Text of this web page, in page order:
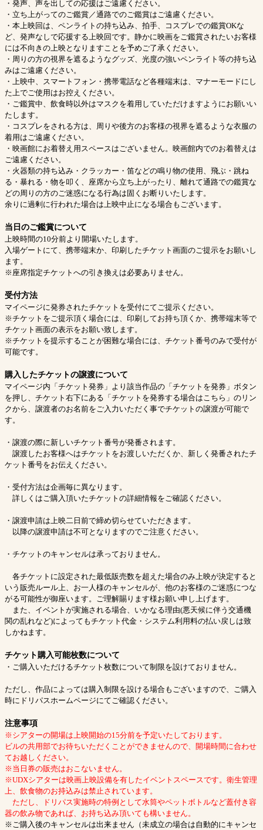
・発声、声を出しての応援はご遠慮ください。
・立ち上がってのご鑑賞／通路でのご鑑賞はご遠慮ください。
・本上映回は、ペンライトの持ち込み、拍手、コスプレでの鑑賞OKな
ど、発声なしで応援する上映回です。静かに映画をご鑑賞されたいお客様
には不向きの上映となりますことを予めご了承ください。
・周りの方の視界を遮るようなグッズ、光度の強いペンライト等の持ち込
みはご遠慮ください。
・上映中、スマートフォン・携帯電話など各種端末は、マナーモードにし
た上でご使用はお控えください。
・ご鑑賞中、飲食時以外はマスクを着用していただけますようにお願いい
たします。
・コスプレをされる方は、周りや後方のお客様の視界を遮るような衣服の
着用はご遠慮ください。
・映画館にお着替え用スペースはございません。映画館内でのお着替えは
ご遠慮ください。
・火器類の持ち込み・クラッカー・笛などの鳴り物の使用、飛ぶ・跳ね
る・暴れる・物を叩く、座席から立ち上がったり、離れて通路での鑑賞な
どの周りの方のご迷惑になる行為は固くお断りいたします。
余りに過剰に行われた場合は上映中止になる場合もございます。
当日のご鑑賞について
上映時間の10分前より開場いたします。
入場ゲートにて、携帯端末か、印刷したチケット画面のご提示をお願いし
ます。
※座席指定チケットへの引き換えは必要ありません。
受付方法
マイページに発券されたチケットを受付にてご提示ください。
※チケットをご提示頂く場合には、印刷してお持ち頂くか、携帯端末等で
チケット画面の表示をお願い致します。
※チケットを提示することが困難な場合には、チケット番号のみで受付が
可能です。
購入したチケットの譲渡について
マイページ内「チケット発券」より該当作品の「チケットを発券」ボタン
を押し、チケット右下にある「チケットを発券する場合はこちら」のリン
クから、譲渡者のお名前をご入力いただく事でチケットの譲渡が可能で
す。
・譲渡の際に新しいチケット番号が発番されます。
譲渡したお客様へはチケットをお渡しいただくか、新しく発番されたチ
ケット番号をお伝えください。
・受付方法は企画毎に異なります。
詳しくはご購入頂いたチケットの詳細情報をご確認ください。
・譲渡申請は上映二日前で締め切らせていただきます。
以降の譲渡申請は不可となりますのでご注意ください。
・チケットのキャンセルは承っておりません。
各チケットに設定された最低販売数を超えた場合のみ上映が決定すると
いう販売ルール上、お一人様のキャンセルが、他のお客様のご迷惑につな
がる可能性が御座います。ご理解賜ります様お願い申し上げます。
また、イベントが実施される場合、いかなる理由(悪天候に伴う交通機
関の乱れなど)によってもチケット代金・システム利用料の払い戻しは致
しかねます。
チケット購入可能枚数について
・ご購入いただけるチケット枚数について制限を設けておりません。
ただし、作品によっては購入制限を設ける場合もございますので、ご購入
時にドリパスホームページにてご確認ください。
注意事項
※シアターの開場は上映開始の15分前を予定いたしております。
ビルの共用部でお待ちいただくことができませんので、開場時間に合わせ
てお越しください。
※当日券の販売はおこないません。
※UDXシアターは映画上映設備を有したイベントスペースです。衛生管理
上、飲食物のお持込みは禁止されています。
ただし、ドリパス実施時の特例として水筒やペットボトルなど蓋付き容
器の飲み物であれば、お持ち込み頂いても構いません。
※ご購入後のキャンセルは出来ません（未成立の場合は自動的にキャンセ